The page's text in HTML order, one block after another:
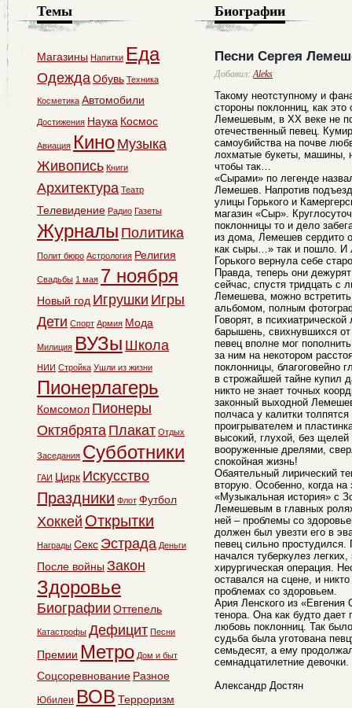
Биографии
Песни Сергея
Добавил:Aleks
Такому неотступному и
стороны поклонниц, как
Лемешевым, в ХХ веке не
отечественный певец.
самоубийства на почве
лохматые букеты, машины,
чтобы так…
«Сырами» по легенде
Лемешев. Напротив
улицы Горького и
магазин «Сыр».
поклонницы то и дело
из дома, Лемешев сердито
как сыры…» так и пошло. И
Горького вернула себе
Правда, теперь они
сейчас, спустя тридцать с
Лемешева, можно
альбомом, полным
Говорят, в
барышень, свихнувшихся
певец вполне мог
за ним на некотором
поклонницы, благоговейно
в строжайшей тайне купил
никто не знает точных
законный выходной
полчаса у калитки
проигрывателем и
высокий, глухой, без
вооруженные дрелями,
спокойная жизнь!
Обаятельный лирический
вторую. Особенно, когда
«Музыкальная история» c
Лемешевым в главных
ней – проблемы со
должен был увезти его в
певец сильно простудился.
начался туберкулез
хирургическая операция.
оставался на сцене, и
проблемах со здоровьем.
Ария Ленского из «Евгения
тенора. Она как будто дает
любовь поклонниц. Так
судьба была уготована
семьдесят, а ему
семнадцатилетние девочки.
Александр Достян
Темы
Магазины Напитки Еда
ОдеждаОбувь Техника
Косметика Автомобили
Достижения Наука Космос
Авиация Кино Музыка
Живопись Книги
Архитектура Театр
Телевидение Радио Газеты
Журналы Политика
Полит бюро Астрология Религия
Свадьбы 1 мая 7 ноября
Новый год Игрушки Игры
Дети Спорт Армия Мода
Милиция ВУЗы Школа
НИИ Стройка Ушли из жизни
Пионерлагерь
Комсомол Пионеры
Октябрята Плакат Отдых
Заседания Субботники
ГАИ Цирк Искусство
Праздники Флот Футбол
Хоккей Открытки
Награды Секс Эстрада Деньги
После войны Закон
Здоровье
Биографии Оттепель
Катастрофы Дефицит Песни
Премии Метро Дом и быт
Соцсоревнование Разное
Юбилеи ВОВ Терроризм